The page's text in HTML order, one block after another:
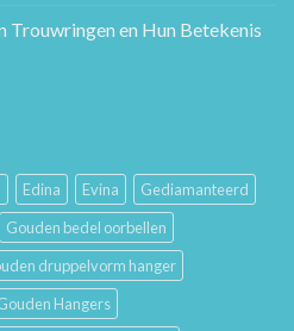
Trouwringen en Hun Betekenis
Edina Evina
Gediamanteerd
Gouden bedel oorbellen
druppelvorm hanger
Hangers